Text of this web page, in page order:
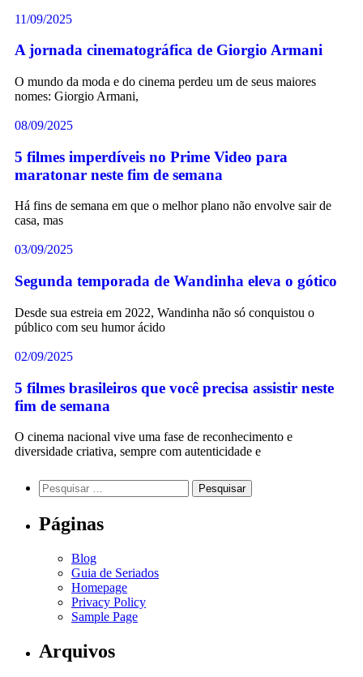
11/09/2025
A jornada cinematográfica de Giorgio Armani
O mundo da moda e do cinema perdeu um de seus maiores
nomes: Giorgio Armani,
08/09/2025
5 filmes imperdíveis no Prime Video para
maratonar neste fim de semana
Há fins de semana em que o melhor plano não envolve sair de
casa, mas
03/09/2025
Segunda temporada de Wandinha eleva o gótico
Desde sua estreia em 2022, Wandinha não só conquistou o
público com seu humor ácido
02/09/2025
5 filmes brasileiros que você precisa assistir neste
fim de semana
O cinema nacional vive uma fase de reconhecimento e
diversidade criativa, sempre com autenticidade e
Páginas
Blog
Guia de Seriados
Homepage
Privacy Policy
Sample Page
Arquivos